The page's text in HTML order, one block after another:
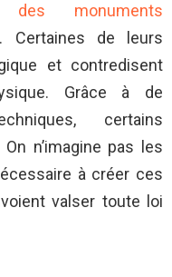
monuments
. Certaines de leurs
et contredisent
Grâce à de
certains
n’imagine pas les
à créer ces
valser toute loi